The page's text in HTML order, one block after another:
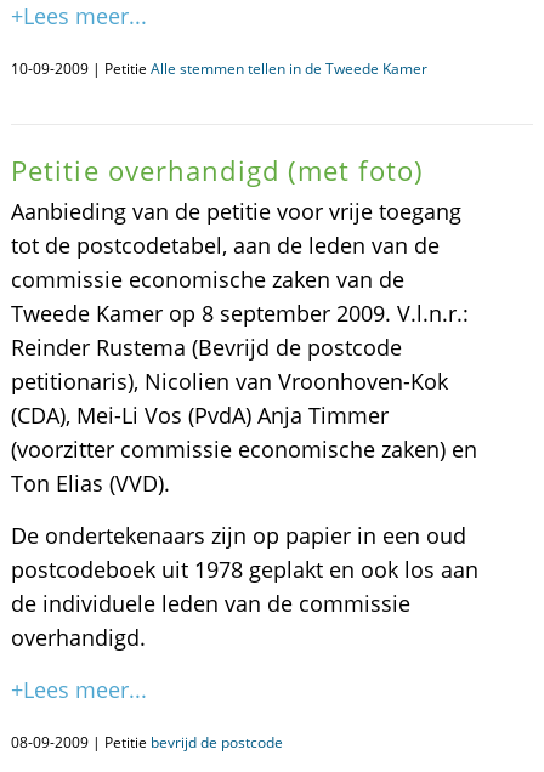
+Lees meer...
10-09-2009 | Petitie Alle stemmen tellen in de Tweede Kamer
Petitie overhandigd (met foto)
Aanbieding van de petitie voor vrije toegang
tot de postcodetabel, aan de leden van de
commissie economische zaken van de
Tweede Kamer op 8 september 2009. V.l.n.r.:
Reinder Rustema (Bevrijd de postcode
petitionaris), Nicolien van Vroonhoven-Kok
(CDA), Mei-Li Vos (PvdA) Anja Timmer
(voorzitter commissie economische zaken) en
Ton Elias (VVD).
De ondertekenaars zijn op papier in een oud
postcodeboek uit 1978 geplakt en ook los aan
de individuele leden van de commissie
overhandigd.
+Lees meer...
08-09-2009 | Petitie bevrijd de postcode